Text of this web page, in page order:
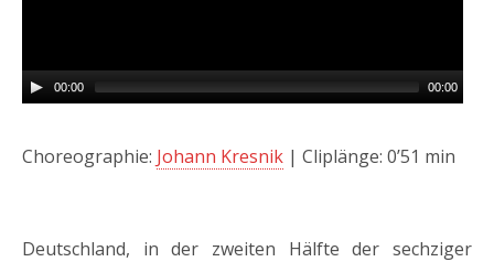
00:00 00:00
Choreographie: Johann Kresnik | Cliplänge: 0’51 min
Deutschland, in der zweiten Hälfte der sechziger